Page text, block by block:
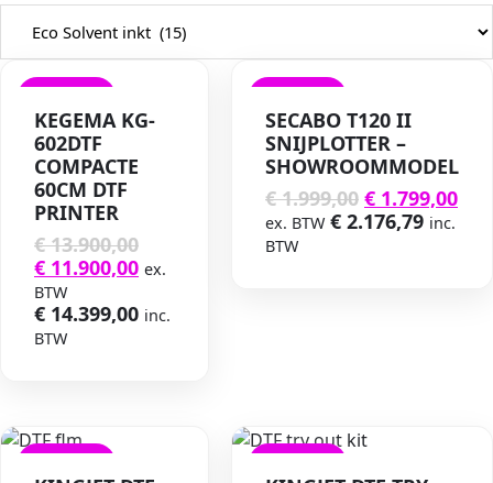
KEGEMA KG-
602DTF
COMPACTE
60CM DTF
PRINTER
€13.900,00
€ 11.900,00 ex.
BTW
€ 14.399,00 inc.
BTW
SECABO T120 II
SNIJPLOTTER –
SHOWROOMMODEL
€1.999,00 € 1.799,00
ex. BTW € 2.176,79 inc.
BTW